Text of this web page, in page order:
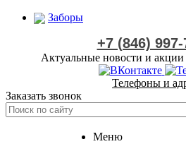
Заборы
+7 (846) 997-
Актуальные новости и
Телефоны и
Заказать звонок
Меню